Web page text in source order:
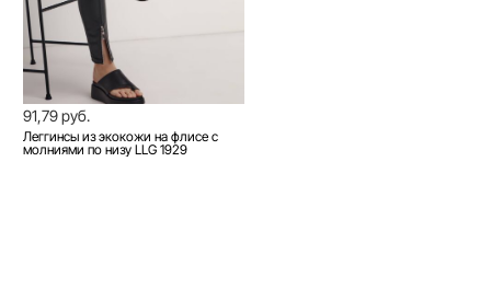
91,79 руб.
Леггинсы из экокожи на флисе с
молниями по низу LLG 1929